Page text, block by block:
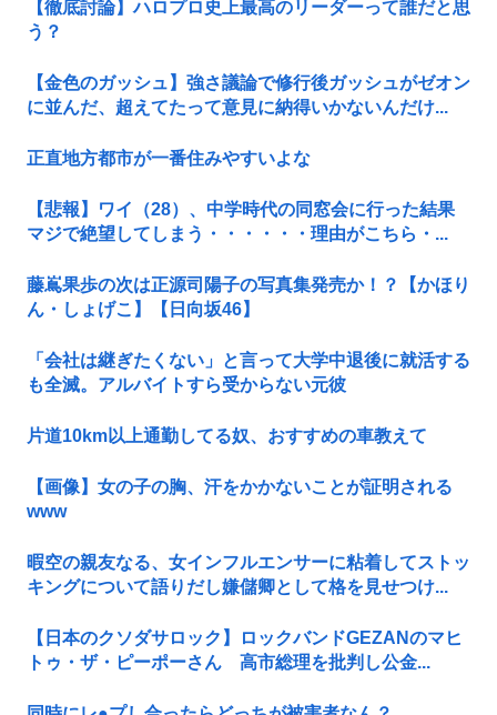
【徹底討論】ハロプロ史上最高のリーダーって誰だと思
う？
【金色のガッシュ】強さ議論で修行後ガッシュがゼオン
に並んだ、超えてたって意見に納得いかないんだけ...
正直地方都市が一番住みやすいよな
【悲報】ワイ（28）、中学時代の同窓会に行った結果
マジで絶望してしまう・・・・・・理由がこちら・...
藤嶌果歩の次は正源司陽子の写真集発売か！？【かほり
ん・しょげこ】【日向坂46】
「会社は継ぎたくない」と言って大学中退後に就活する
も全滅。アルバイトすら受からない元彼
片道10km以上通勤してる奴、おすすめの車教えて
【画像】女の子の胸、汗をかかないことが証明される
www
暇空の親友なる、女インフルエンサーに粘着してストッ
キングについて語りだし嫌儲卿として格を見せつけ...
【日本のクソダサロック】ロックバンドGEZANのマヒ
トゥ・ザ・ピーポーさん 高市総理を批判し公金...